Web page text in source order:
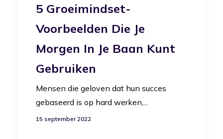
5 Groeimindset-
Voorbeelden Die Je
Morgen In Je Baan Kunt
Gebruiken
Mensen die geloven dat hun succes
gebaseerd is op hard werken,...
15 september 2022